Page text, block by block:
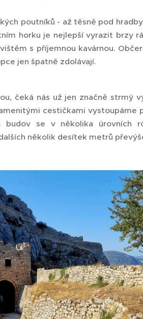
poutníků - až těsně pod
horku je nejlepší vyrazit brzy
s příjemnou kavárnou.
jen špatně zdolávají.
čeká nás už jen značně strmý
cestičkami vystoupáme
budov se v několika úrovních
několik desítek metrů